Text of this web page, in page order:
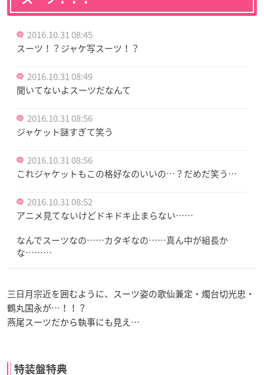
2016.10.31 08:45
スーツ！？ジャケ写スーツ！？
2016.10.31 08:49
聞いてないよスーツだなんて
2016.10.31 08:56
ジャケット謎すぎて笑う
2016.10.31 08:56
これジャケットもこの格好なのいいの…？だめだ笑う…
2016.10.31 08:52
アニメ見てないけどドキドキ止まらない……
なんでスーツなの……カタギなの……真ん中が組長か
な………
三日月宗近を囲むように、スーツ姿の歌仙兼定・燭台切光忠・
鶴丸国永が…！！？
燕尾スーツだから執事にも見え…
特装盤特典